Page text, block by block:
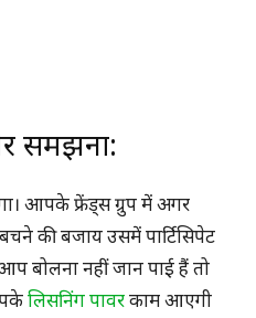
समझना:
आपके फ्रेंड्स ग्रुप में अगर
की बजाय उसमें पार्टिसिपेट
बोलना नहीं जान पाई हैं तो
लिसनिंग पावरकाम आएगी